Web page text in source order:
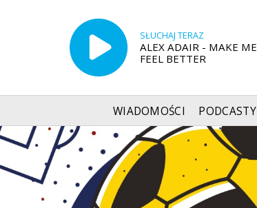
SŁUCHAJ TERAZ
ALEX ADAIR - MAKE ME
FEEL BETTER
WIADOMOŚCI PODCASTY